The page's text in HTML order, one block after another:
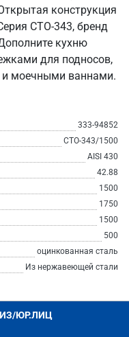
конструкция
СТО-343, бренд
кухню
для подносов,
и моечными ваннами.
333-94852
СТО-343/1500
AISI 430
42.88
1500
1750
1500
500
оцинкованная сталь
Из нержавеющей стали
ЮР.ЛИЦ